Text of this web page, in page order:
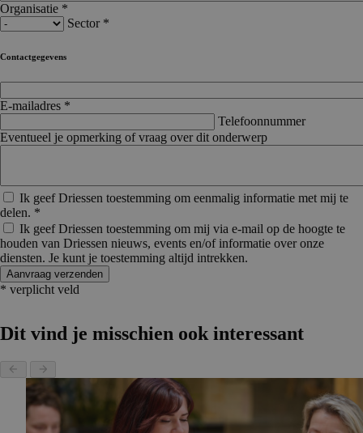
Organisatie *
Sector *
Contactgegevens
E-mailadres *
Telefoonnummer
Eventueel je opmerking of vraag over dit onderwerp
Nieuwsbrief
Ik geef Driessen toestemming om eenmalig informatie met mij te
delen. *
Ik geef Driessen toestemming om mij via e-mail op de hoogte te
houden van Driessen nieuws, events en/of informatie over onze
diensten. Je kunt je toestemming altijd intrekken.
Aanvraag verzenden
* verplicht veld
Dit vind je misschien ook interessant